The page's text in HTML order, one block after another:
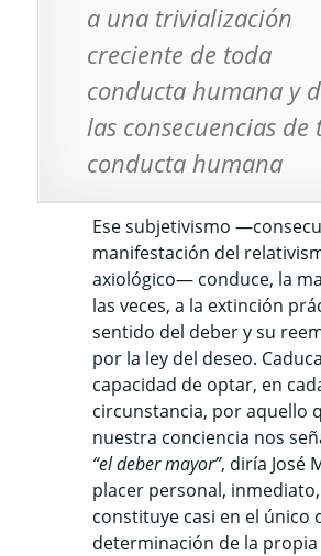
a una trivialización
creciente de toda
conducta humana y
las consecuencias de
conducta humana
Ese subjetivismo
manifestación del
axiológico— conduce, la
las veces, a la extinción
sentido del deber y su
por la ley del deseo.
capacidad de optar, en
circunstancia, por aquello
nuestra conciencia nos
“el deber mayor”, diría José
placer personal,
constituye casi en el único
determinación de la propia